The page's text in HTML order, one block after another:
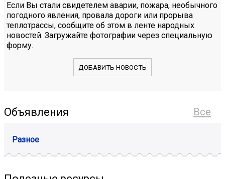
Если Вы стали свидетелем аварии, пожара, необычного
погодного явления, провала дороги или прорыва
теплотрассы, сообщите об этом в ленте народных
новостей. Загружайте фотографии через специальную
форму.
ДОБАВИТЬ НОВОСТЬ
Все
Объявления
Разное